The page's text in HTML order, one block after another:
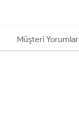
Müşteri